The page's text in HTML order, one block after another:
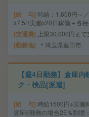
給 与 時給：1,600円～
x7.5H実働x20日稼働＋各種
交通費 上限30,000円ま
勤務地 ＊埼玉県蓮田市
【週4日勤務】倉庫
ク・検品[派遣]
給 与 時給1500円※実働
翌5時勤務の場合25％割増